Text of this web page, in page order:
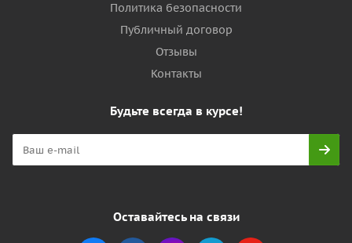
Политика безопасности
Публичный договор
Отзывы
Контакты
Будьте всегда в курсе!
Оставайтесь на связи